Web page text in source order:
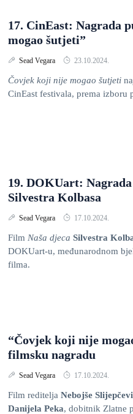
17. CinEast: Nagrada
mogao šutjeti”
Sead Vegara 23.10.2024.
Čovjek koji nije mogao šutjeti
CinEast festivala, prema izboru
19. DOKUart:
Silvestra Kolbasa
Sead Vegara 17.10.2024.
Film Naša djeca Silvestra
DOKUart-u, međunarodnom
filma.
“Čovjek koji nije
filmsku nagradu
Sead Vegara 17.10.2024.
Film reditelja Nebojše
Danijela Peka, dobitnik Zlatne